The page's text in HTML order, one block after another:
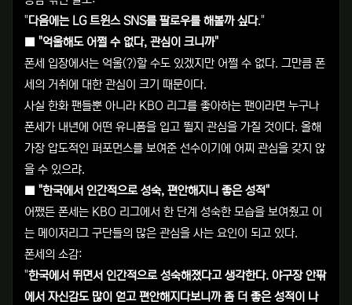
"다음에는 LG 트윈스 SNS를 팔로우를 해볼까 싶다."
■ "억울해도 어쩔 수 없다, 관심이 크니까"
폰세 입장에서는 억울(?)할 수도 있겠지만 어쩔 수 없다. 그만큼 폰
세의 거취에 대한 관심이 크기 때문이다.
사실 한화 팬들뿐 아니라 KBO 리그를 좋아하는 팬이라면 누구나
폰세가 내년에 어떤 유니폼을 입고 뛸지 관심을 가질 것이다. 올해
가장 압도적인 퍼포먼스를 보여준 선수이기에 어찌 관심을 갖지 않
을 수 있으랴.
■ "한국에서 인간적으로 성숙, 편안해지니 좋은 성적"
어쨌든 폰세는 KBO 리그에서 한 단계 성숙한 모습을 보여줬고 이
는 메이저리그 구단들의 많은 관심을 사는 요인이 되고 있다.
폰세의 소감:
"한국에서 뛰면서 인간적으로 성숙해졌다고 생각한다. 야구장 안팎
에서 자신감도 많이 얻고 편안해지다보니까 좀 더 좋은 성적이 나